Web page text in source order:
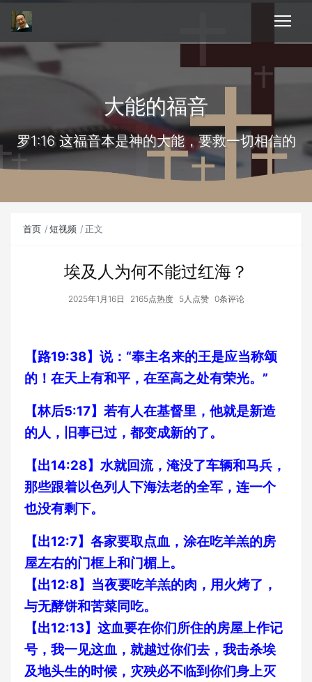
大能的福音
罗1:16 这福音本是神的大能，要救一切相信的
首页 短视频 正文
埃及人为何不能过红海？
2025年1月16日 2165点热度 5人点赞 0条评论
【路19:38】说：“奉主名来的王是应当称颂
的！在天上有和平，在至高之处有荣光。”
【林后5:17】若有人在基督里，他就是新造
的人，旧事已过，都变成新的了。
【出14:28】水就回流，淹没了车辆和马兵，
那些跟着以色列人下海法老的全军，连一个
也没有剩下。
【出12:7】各家要取点血，涂在吃羊羔的房
屋左右的门框上和门楣上。
【出12:8】当夜要吃羊羔的肉，用火烤了，
与无酵饼和苦菜同吃。
【出12:13】这血要在你们所住的房屋上作记
号，我一见这血，就越过你们去，我击杀埃
及地头生的时候，灾殃必不临到你们身上灭